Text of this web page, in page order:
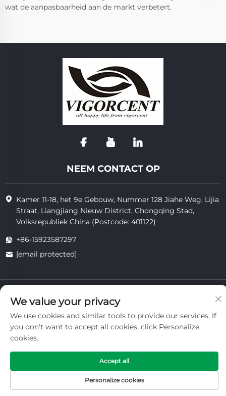
wat de aanpasbaarheid aan de markt verbetert.
NEEM CONTACT OP
Kamer 11-18, het 9e Gebouw, Nummer 128 Jiahe Weg, Lijia
Straat, Liangjiang Nieuw District, Chongqing Stad,
Volksrepubliek China (Postcode: 401122)
+86-15923587297
[email protected]
Ltd.
We value your privacy
We use cookies and similar tools to provide our services. If
you don't want to accept all cookies, click Personalize
cookies.
Personalize cookies
Accept all